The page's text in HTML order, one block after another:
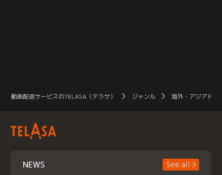
動画配信サービスのTELASA（テラサ） ジャンル 海外・アジアドラ
NEWS See all